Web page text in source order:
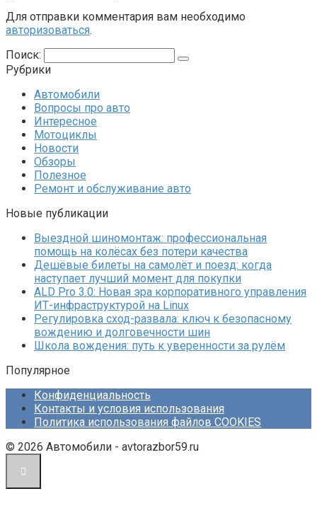
Для отправки комментария вам необходимо
авторизоваться.
Поиск:
Рубрики
Автомобили
Вопросы про авто
Интересное
Мотоциклы
Новости
Обзоры
Полезное
Ремонт и обслуживание авто
Новые публикации
Выездной шиномонтаж: профессиональная
помощь на колёсах без потери качества
Дешёвые билеты на самолёт и поезд: когда
наступает лучший момент для покупки
ALD Pro 3.0: Новая эра корпоративного управления
ИТ-инфраструктурой на Linux
Регулировка сход-развала: ключ к безопасному
вождению и долговечности шин
Школа вождения: путь к уверенности за рулём
Популярное
Конфиденциальность
Контакты и условия использования
Политика использования файлов COOKIES
© 2026 Автомобили - avtorazbor59.ru